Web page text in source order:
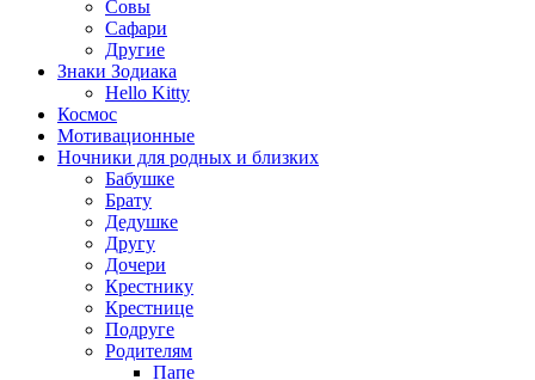
Совы
Сафари
Другие
Знаки Зодиака
Hello Kitty
Космос
Мотивационные
Ночники для родных и близких
Бабушке
Брату
Дедушке
Другу
Дочери
Крестнику
Крестнице
Подруге
Родителям
Папе